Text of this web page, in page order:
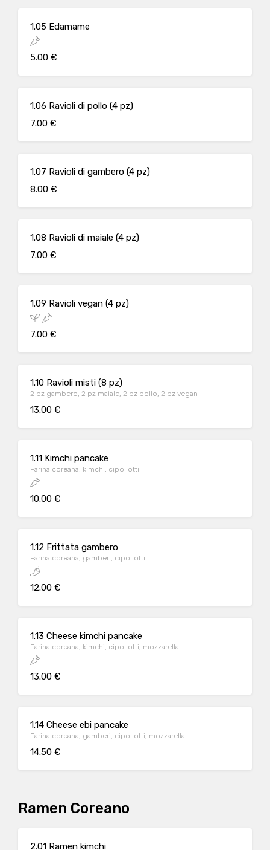
1.05 Edamame
5.00 €
1.06 Ravioli di pollo (4 pz)
7.00 €
1.07 Ravioli di gambero (4 pz)
8.00 €
1.08 Ravioli di maiale (4 pz)
7.00 €
1.09 Ravioli vegan (4 pz)
7.00 €
1.10 Ravioli misti (8 pz)
2 pz gambero, 2 pz maiale, 2 pz pollo, 2 pz vegan
13.00 €
1.11 Kimchi pancake
Farina coreana, kimchi, cipollotti
10.00 €
1.12 Frittata gambero
Farina coreana, gamberi, cipollotti
12.00 €
1.13 Cheese kimchi pancake
Farina coreana, kimchi, cipollotti, mozzarella
13.00 €
1.14 Cheese ebi pancake
Farina coreana, gamberi, cipollotti, mozzarella
14.50 €
Ramen Coreano
2.01 Ramen kimchi